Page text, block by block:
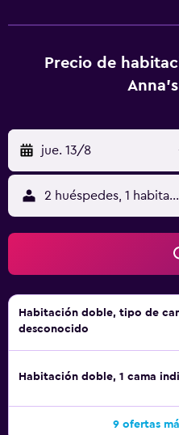
los alojamientos incluyen
cocina. Los huéspedes
locales gratuitas (pueden
habitaciones también
opacas. Se ofrece servicio
alojamiento hay piscina al
servicios de ocio y
pueden practicar las
que se indican más abajo
alojamiento (es posible que
Precio de
jue. 13/8
2 huéspedes, 1
Habitación doble, tipo de
desconocido
Habitación doble, 1 cama
9 ofertas